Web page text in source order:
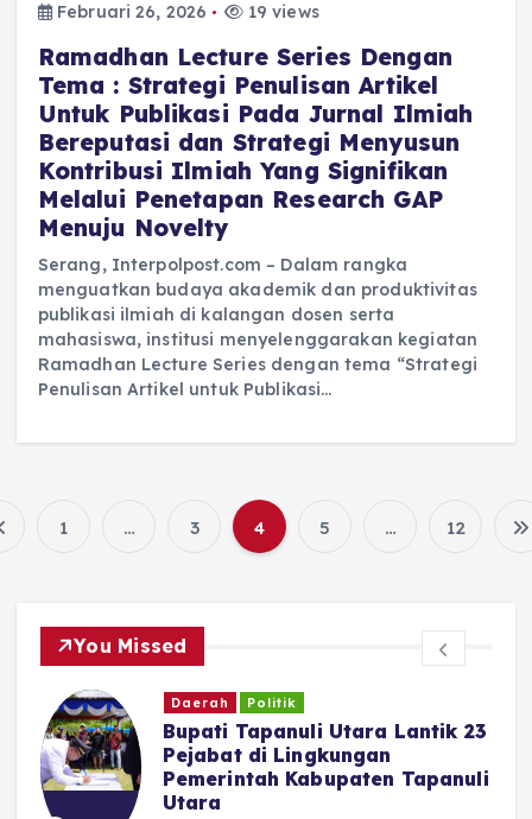
Februari 26, 2026
19 views
Ramadhan Lecture Series Dengan
Tema : Strategi Penulisan Artikel
Untuk Publikasi Pada Jurnal Ilmiah
Bereputasi dan Strategi Menyusun
Kontribusi Ilmiah Yang Signifikan
Melalui Penetapan Research GAP
Menuju Novelty
Serang, Interpolpost.com – Dalam rangka
menguatkan budaya akademik dan produktivitas
publikasi ilmiah di kalangan dosen serta
mahasiswa, institusi menyelenggarakan kegiatan
Ramadhan Lecture Series dengan tema “Strategi
Penulisan Artikel untuk Publikasi…
1 … 3 4 5 … 12
You Missed
Daerah Politik
Bupati Tapanuli Utara Lantik 23
Pejabat di Lingkungan
Pemerintah Kabupaten Tapanuli
Utara